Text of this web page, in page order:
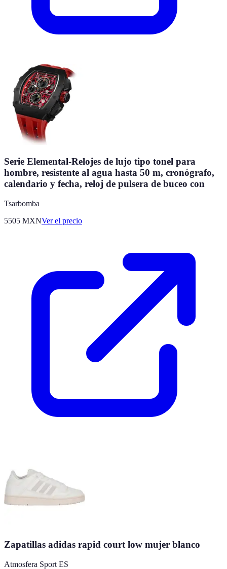
Serie Elemental-Relojes de lujo tipo tonel para
hombre, resistente al agua hasta 50 m, cronógrafo,
calendario y fecha, reloj de pulsera de buceo con
Tsarbomba
5505 MXNVer el precio
Zapatillas adidas rapid court low mujer blanco
Atmosfera Sport ES